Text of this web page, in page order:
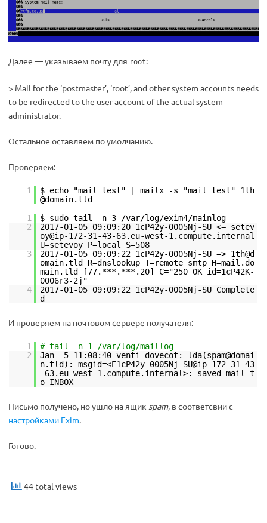
Далее — указываем почту для root:
> Mail for the ‘postmaster’, ‘root’, and other system accounts needs
to be redirected to the user account of the actual system
administrator.
Остальное оставляем по умолчанию.
Проверяем:
1
$ echo "mail test" | mailx -s "mail test" 1th
@domain.tld
1
$ sudo tail -n 3 /var/log/exim4/mainlog
2
2017-01-05 09:09:20 1cP42y-0005Nj-SU <= setev
oy@ip-172-31-43-63.eu-west-1.compute.internal
U=setevoy P=local S=508
3
2017-01-05 09:09:22 1cP42y-0005Nj-SU => 1th@d
omain.tld R=dnslookup T=remote_smtp H=mail.do
main.tld [77.***.***.20] C="250 OK id=1cP42K-
0006r3-2j"
4
2017-01-05 09:09:22 1cP42y-0005Nj-SU Complete
d
И проверяем на почтовом сервере получателя:
1
# tail -n 1 /var/log/maillog
2
Jan 5 11:08:40 venti dovecot: lda(spam@domai
n.tld): msgid=<E1cP42y-0005Nj-SU@ip-172-31-43
-63.eu-west-1.compute.internal>: saved mail t
o INBOX
Письмо получено, но ушло на ящик spam, в соответсвии с
настройками Exim.
Готово.
44 total views